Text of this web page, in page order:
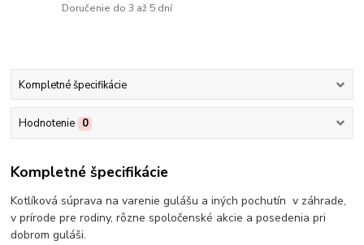
Doručenie do 3 až 5 dní
Kompletné špecifikácie
Hodnotenie 0
Kompletné špecifikácie
Kotlíková súprava na varenie gulášu a iných pochutín v záhrade,
v prírode pre rodiny, rôzne spoločenské akcie a posedenia pri
dobrom guláši.